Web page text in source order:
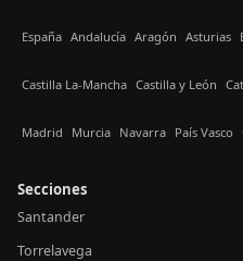
España Andalucía Aragón Asturias
Castilla La-Mancha Castilla y León
Madrid Murcia Navarra País Vasco
Secciones
Santander
Torrelavega